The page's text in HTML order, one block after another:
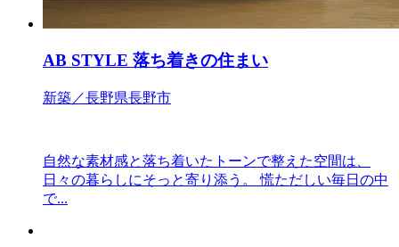
AB STYLE 落ち着きの住まい
新築／長野県長野市
自然な素材感と落ち着いたトーンで整えた空間は、
日々の暮らしにそっと寄り添う。 慌ただしい毎日の中
で...